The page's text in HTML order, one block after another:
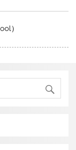
）